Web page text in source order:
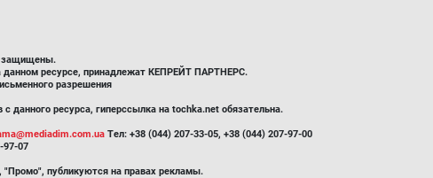
защищены.
данном ресурсе, принадлежат КЕПРЕЙТ ПАРТНЕРС.
разрешения
данного ресурса, гиперссылка на tochka.net обязательна.
Тел: +38 (044) 207-33-05, +38 (044) 207-97-00
97-07
публикуются на правах рекламы.